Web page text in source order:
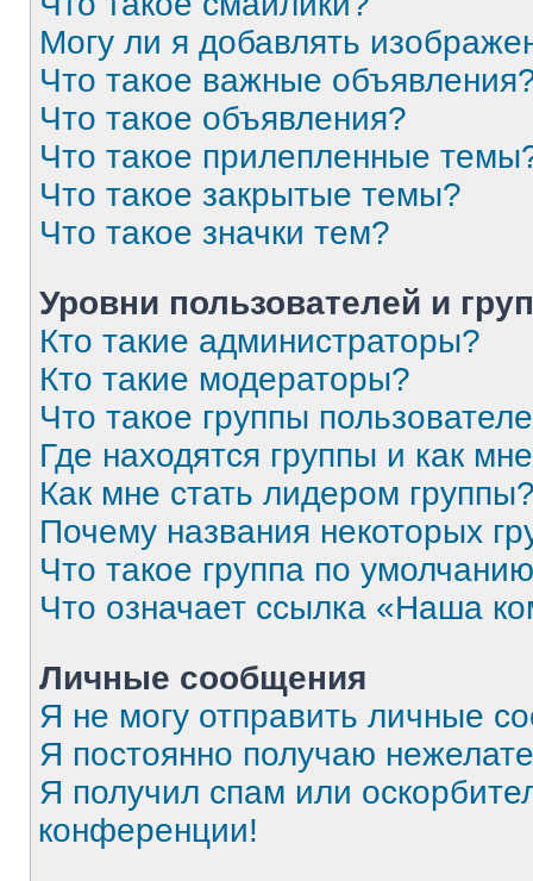
Могу ли я добавлять
Что такое важные
Что такое объявления?
Что такое прилепленные
Что такое закрытые темы?
Что такое значки тем?
Уровни пользователей и
Кто такие администраторы?
Кто такие модераторы?
Что такое группы
Где находятся группы и как
Как мне стать лидером
Почему названия некоторых
Что такое группа по
Что означает ссылка «Наша
Личные сообщения
Я не могу отправить личные
Я постоянно получаю
Я получил спам или
конференции!